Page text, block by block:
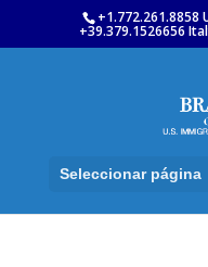
+1.772.261.8858
+39.379.1526656
Seleccionar página